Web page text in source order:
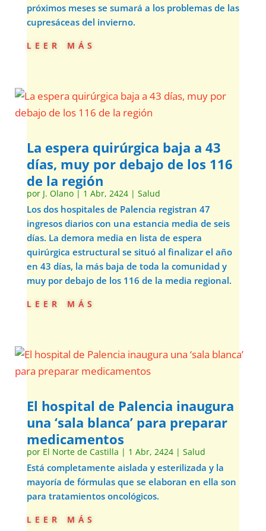
próximos meses se sumará a los problemas de las
cupresáceas del invierno.
leer más
La espera quirúrgica baja a 43
días, muy por debajo de los 116
de la región
por J. Olano| 1 Abr, 2424| Salud
Los dos hospitales de Palencia registran 47
ingresos diarios con una estancia media de seis
días. La demora media en lista de espera
quirúrgica estructural se situó al finalizar el año
en 43 días, la más baja de toda la comunidad y
muy por debajo de los 116 de la media regional.
leer más
El hospital de Palencia inaugura
una ‘sala blanca’ para preparar
medicamentos
por El Norte de Castilla | 1 Abr, 2424| Salud
Está completamente aislada y esterilizada y la
mayoría de fórmulas que se elaboran en ella son
para tratamientos oncológicos.
leer más